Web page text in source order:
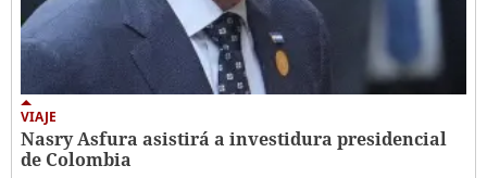
VIAJE
Nasry Asfura asistirá a investidura presidencial
de Colombia